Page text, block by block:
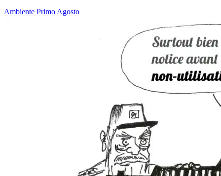
Ambiente Primo Agosto